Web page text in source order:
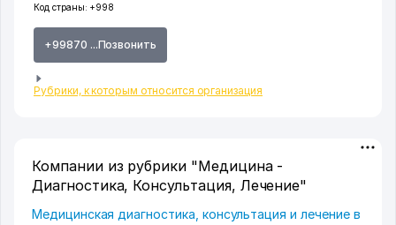
Код страны: +998
+99870 ...Позвонить
Рубрики, к которым относится организация
Компании из рубрики "Медицина -
Диагностика, Консультация, Лечение"
Медицинская диагностика, консультация и лечение в